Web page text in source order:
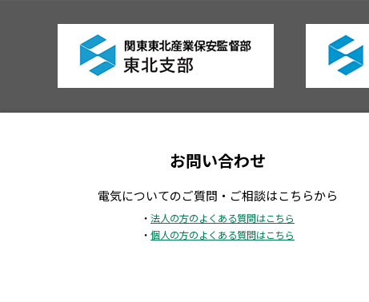
お問い合わせ
電気についてのご質問・ご相談はこちらから
・ 法人の方のよくある質問はこちら
・ 個人の方のよくある質問はこちら